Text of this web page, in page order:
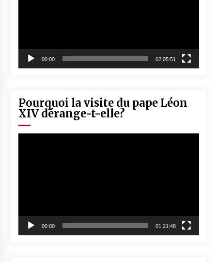
00:00 02:05:51
Pourquoi la visite du pape Léon
XIV dérange-t-elle?
00:00 01:21:48